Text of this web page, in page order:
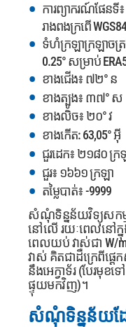
ការព្យាករណ៍ផែន
រាងពងក្រពើ WGS84
ទំហំក្រឡាក្រឡាចត្រ
0.25° សម្រាប់
ខាងជើង៖ ៧២° ន
ខាងត្បូង៖ ៣៧° ស
ខាងលិច៖ ២០° វ
ខាងកើត: 63,05° អ៊ី
ជួរដេក៖ ២១៨០ ក្រ
ជួរ៖ ១៦៦១ ក្រឡា
តម្លៃបាត់៖ -9999
សំណុំទិន្នន័យវិទ្យុសកម្ម
នៅលើ រយៈពេលនៅក្
ពេលយប់ វាស់ជា W/
វាស់ គិតជាដឺក្រេពីផ្
នឹងអេក្វាទ័រ (បែរមុ
ផ្ទុយមកវិញ)។
សំណុំទិន្នន័យដ